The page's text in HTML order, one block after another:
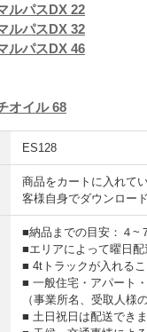
ルパスDX 22
ルパスDX 32
ルパスDX 46
オイル 68
ES128
商品をカートに入れて
客様自身でダウンロー
■納品までの目安：４~
■エリアによって曜日
■ 4tトラックが入れる
■ 一般住宅・アパート
（事業所名、受取人様
■ 土日祝日は配送でき